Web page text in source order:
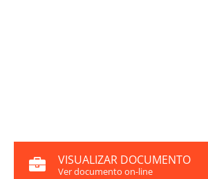
VISUALIZAR DOCUMENTO
Ver documento on-line